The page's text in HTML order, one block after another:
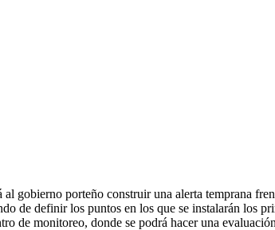
gobierno porteño construir una alerta temprana
definir los puntos en los que se instalarán los
de monitoreo, donde se podrá hacer una